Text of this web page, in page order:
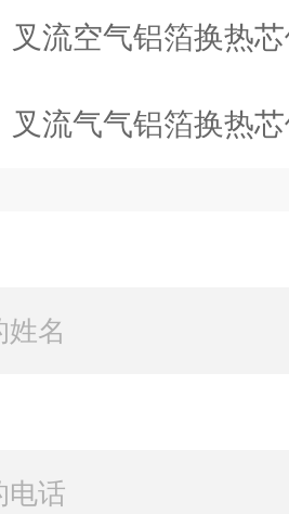
叉流空气铝箔换热
叉流气气铝箔换热芯